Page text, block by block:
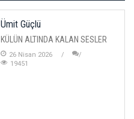
Ümit Güçlü
KÜLÜN ALTINDA KALAN SESLER
26 Nisan 2026
19451